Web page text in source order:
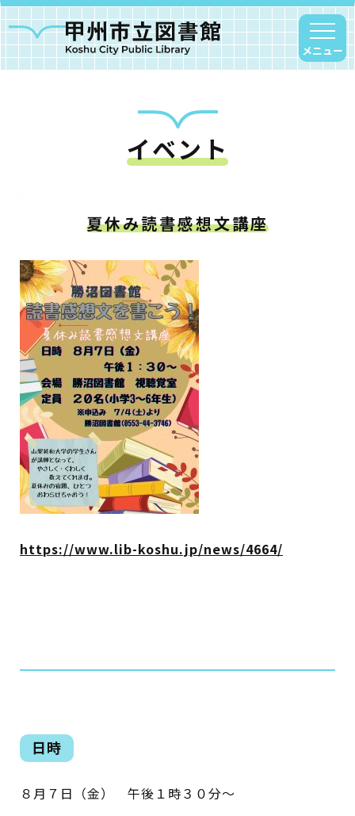
メニュー
イベント
夏休み読書感想文講座
https://www.lib-koshu.jp/news/4664/
日時
８月７日（金） 午後１時３０分～
甲州市図書館について
塩山図書館
甘草屋敷子ども図書館
読書アニマシオン
お知らせ
イベント
図書館地図PDF
よくあるご質問
マンガ「雨宮敬二郎」
スポンサー企業
申請書ダウンロード